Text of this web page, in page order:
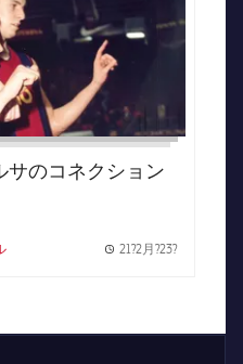
サのコネクション
21?2月?23?